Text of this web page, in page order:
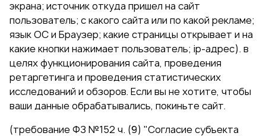
экрана; источник откуда пришел на сайт
пользователь; с какого сайта или по какой рекламе;
язык ОС и Браузер; какие страницы открывает и на
какие кнопки нажимает пользователь; ip-адрес). в
целях функционирования сайта, проведения
ретаргетинга и проведения статистических
исследований и обзоров. Если вы не хотите, чтобы
ваши данные обрабатывались, покиньте сайт.
(требование ФЗ №152 ч. (9) "Согласие субъекта